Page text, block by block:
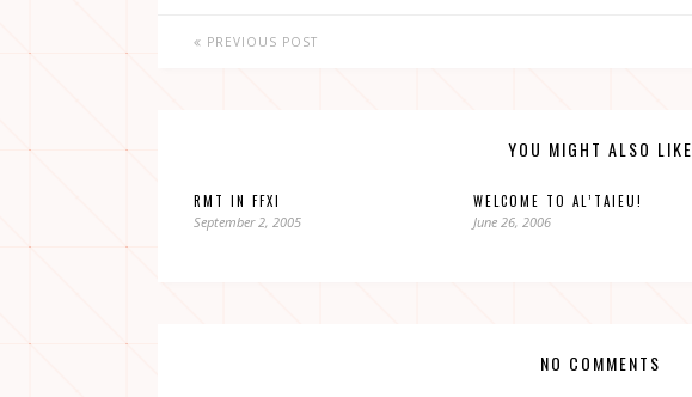
PREVIOUS POST
YOU MIGHT ALSO LIKE
RMT IN FFXI
September 2, 2005
WELCOME TO AL’TAIEU!
June 26, 2006
NO COMMENTS